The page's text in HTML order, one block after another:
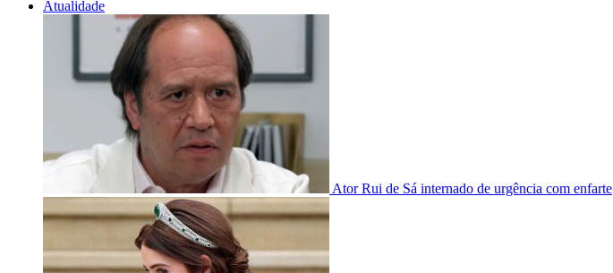
Atualidade
Ator Rui de Sá internado de urgência com enfarte